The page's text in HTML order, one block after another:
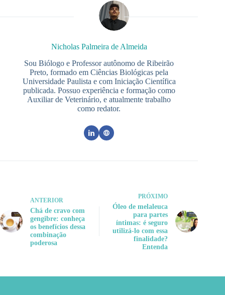
Nicholas Palmeira de Almeida
Sou Biólogo e Professor autônomo de Ribeirão
Preto, formado em Ciências Biológicas pela
Universidade Paulista e com Iniciação Científica
publicada. Possuo experiência e formação como
Auxiliar de Veterinário, e atualmente trabalho
como redator.
ANTERIOR
Chá de cravo com
gengibre: conheça
os benefícios dessa
combinação
poderosa
PRÓXIMO
Óleo de melaleuca
para partes
íntimas: é seguro
utilizá-lo com essa
finalidade?
Entenda